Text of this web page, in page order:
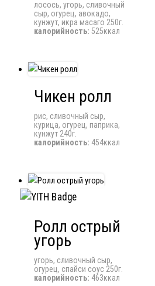
лосось, угорь, сливочный
сыр, огурец, авокадо,
кунжут, икра масаго 250г.
калорийность: 525ккал
Чикен ролл
рис, сливочный сыр,
курица, огурец, паприка,
кунжут 240г.
калорийность: 454ккал
Ролл острый
угорь
угорь, сливочный сыр,
огурец, спайси соус 250г.
калорийность: 463ккал